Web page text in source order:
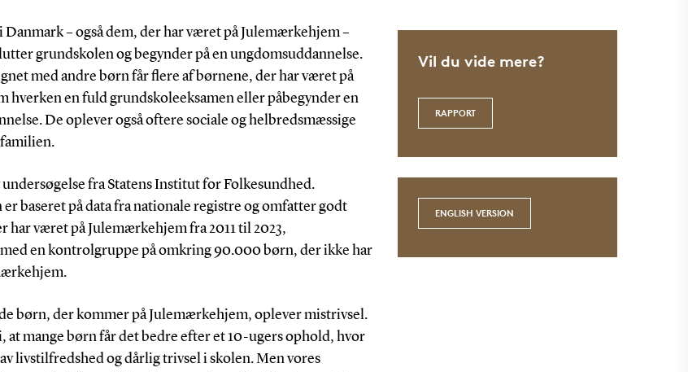
Danmark – også dem, der har været på Julemærkehjem –
grundskolen og begynder på en ungdomsuddannelse.
med andre børn får flere af børnene, der har været på
hverken en fuld grundskoleeksamen eller påbegynder en
De oplever også oftere sociale og helbredsmæssige
undersøgelse fra Statens Institut for Folkesundhed.
er baseret på data fra nationale registre og omfatter godt
har været på Julemærkehjem fra 2011 til 2023,
en kontrolgruppe på omkring 90.000 børn, der ikke har
børn, der kommer på Julemærkehjem, oplever mistrivsel.
at mange børn får det bedre efter et 10-ugers ophold, hvor
livstilfredshed og dårlig trivsel i skolen. Men vores
Vil du vide mere?
RAPPORT
ENGLISH VERSION